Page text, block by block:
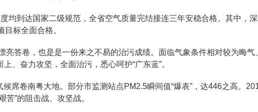
均到达国家二级规范，全省空气质量完结接连三年安稳合格。其中，
标全面合格。
亮答卷，也是是一份来之不易的治污成绩。面临气象条件相对较为晦气
、奋力攻坚，全面治污，悉心呵护“广东蓝”。
席卷南粤大地。部分市监测站点PM2.5瞬间值“爆表”，达446之高。
苦”的阻击战、攻坚战。